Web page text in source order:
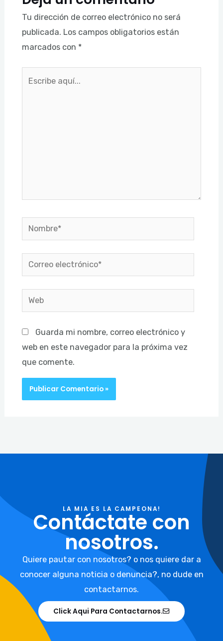
Tu dirección de correo electrónico no será
publicada. Los campos obligatorios están
marcados con *
Nombre*
Correo
electrónico*
Web
Guarda mi nombre, correo electrónico y
web en este navegador para la próxima vez
que comente.
LA MIA ES LA CAMPEONA!
Contáctate con
nosotros.
Quiere pautar con nosotros? o nos quiere dar a
conocer alguna noticia o denuncia?, no dude en
contactarnos.
Click Aqui Para Contactarnos.